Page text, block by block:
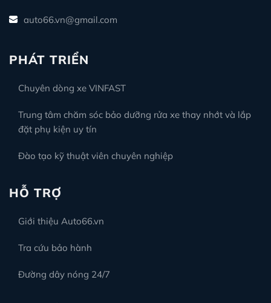
auto66.vn@gmail.com
PHÁT TRIỂN
Chuyên dòng xe VINFAST
Trung tâm chăm sóc bảo dưỡng rửa xe thay nhớt và lắp
đặt phụ kiện uy tín
Đào tạo kỹ thuật viên chuyên nghiệp
HỖ TRỢ
Giới thiệu Auto66.vn
Tra cứu bảo hành
Đường dây nóng 24/7